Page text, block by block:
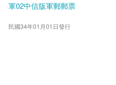
軍02中信版軍郵郵票
民國34年01月01日發行